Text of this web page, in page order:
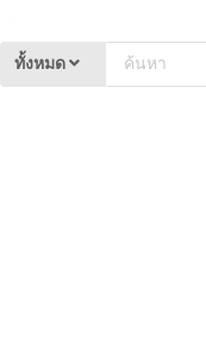
ทั้งหมด